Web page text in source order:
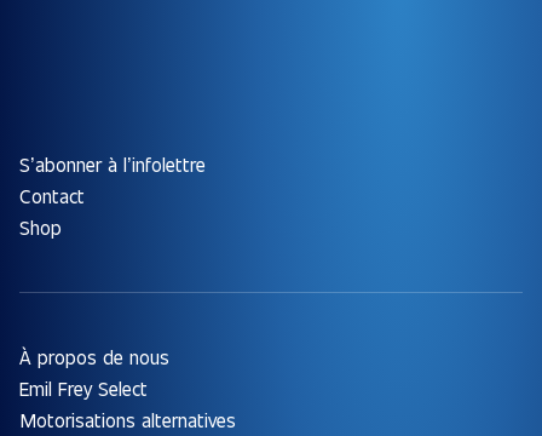
S’abonner à l’infolettre
Contact
Shop
À propos de nous
Emil Frey Select
Motorisations alternatives